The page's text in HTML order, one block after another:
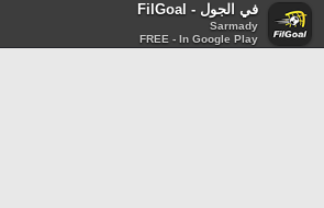
في الجول - FilGoal
Sarmady
FREE - In Google Play